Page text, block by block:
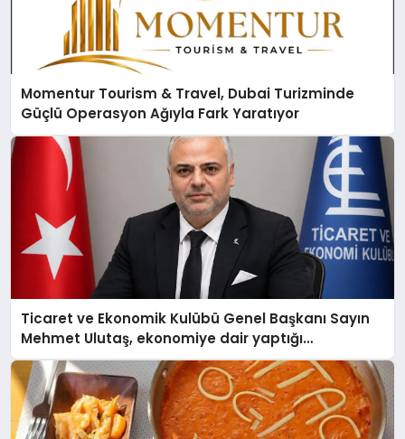
Momentur Tourism & Travel, Dubai Turizminde
Güçlü Operasyon Ağıyla Fark Yaratıyor
Ticaret ve Ekonomik Kulübü Genel Başkanı Sayın
Mehmet Ulutaş, ekonomiye dair yaptığı
açıklamada şunları kaydetti: